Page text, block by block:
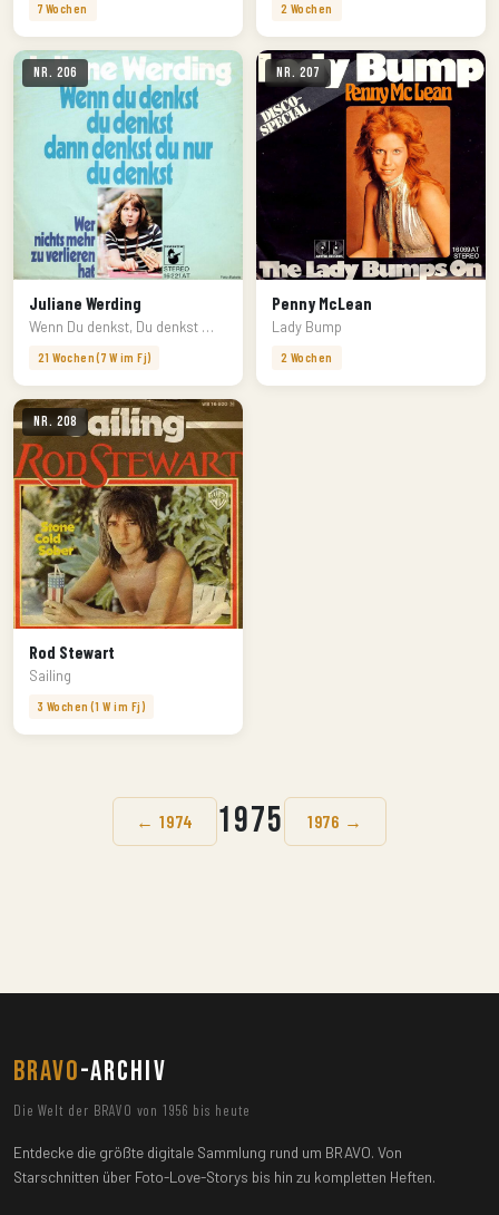
7 Wochen 2 Wochen
Nr. 206
Juliane Werding
Wenn Du denkst, Du denkst …
21 Wochen (7 W im Fj)
Nr. 207
Penny McLean
Lady Bump
2 Wochen
Nr. 208
Rod Stewart
Sailing
3 Wochen (1 W im Fj)
← 1974 1975 1976 →
BRAVO-ARCHIV
Die Welt der BRAVO von 1956 bis heute
Entdecke die größte digitale Sammlung rund um BRAVO. Von
Starschnitten über Foto-Love-Storys bis hin zu kompletten Heften.